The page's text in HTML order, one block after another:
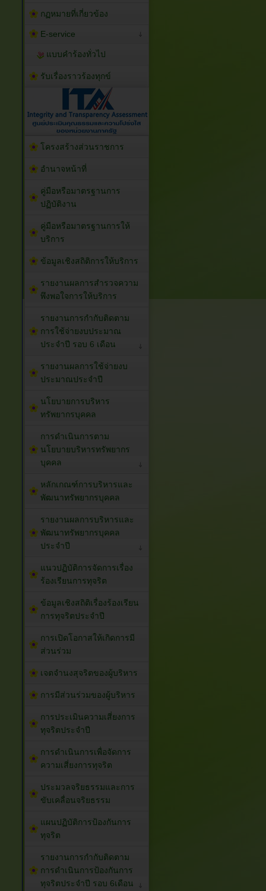
กฏหมายที่เกี่ยวข้อง
E-service
แบบคำร้องทั่วไป
รับเรื่องราวร้องทุกข์
โครงสร้างส่วนราชการ
อำนาจหน้าที่
คู่มือหรือมาตรฐานการ
ปฏิบัติงาน
คู่มือหรือมาตรฐานการให้
บริการ
ข้อมูลเชิงสถิติการให้บริการ
รายงานผลการสำรวจความ
พึงพอใจการให้บริการ
รายงานการกำกับติดตาม
การใช้จ่ายงบประมาณ
ประจำปี รอบ 6 เดือน
รายงานผลการใช้จ่ายงบ
ประมาณประจำปี
นโยบายการบริหาร
ทรัพยากรบุคคล
การดำเนินการตาม
นโยบายบริหารทรัพยากร
บุคคล
หลักเกณฑ์การบริหารและ
พัฒนาทรัพยากรบุคคล
รายงานผลการบริหารและ
พัฒนาทรัพยากรบุคคล
ประจำปี
แนวปฏิบัติการจัดการเรื่อง
ร้องเรียนการทุจริต
ข้อมูลเชิงสถิติเรื่องร้องเรียน
การทุจริตประจำปี
การเปิดโอกาสให้เกิดการมี
ส่วนร่วม
เจตจำนงสุจริตของผู้บริหาร
การมีส่วนร่วมของผู้บริหาร
การประเมินความเสี่ยงการ
ทุจริตประจำปี
การดำเนินการเพื่อจัดการ
ความเสี่ยงการทุจริต
ประมวลจริยธรรมและการ
ขับเคลื่อนจริยธรรม
แผนปฏิบัติการป้องกันการ
ทุจริต
รายงานการกำกับติดตาม
การดำเนินการป้องกันการ
ทุจริตประจำปี รอบ 6เดือน